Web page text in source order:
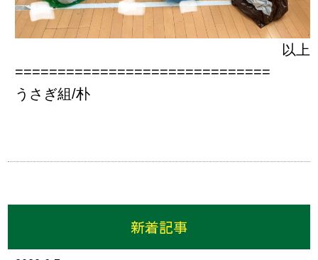
以上
==============================
うさぎ組/朴
新着記事